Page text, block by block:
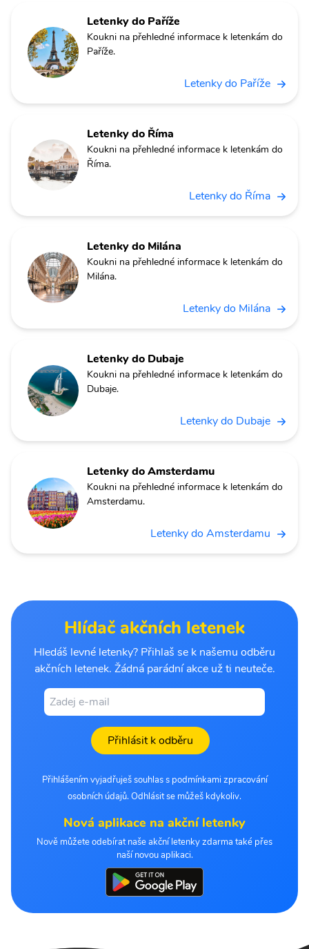
Letenky do Paříže
Koukni na přehledné informace k letenkám do
Paříže.
Letenky do Paříže
Letenky do Říma
Koukni na přehledné informace k letenkám do
Říma.
Letenky do Říma
Letenky do Milána
Koukni na přehledné informace k letenkám do
Milána.
Letenky do Milána
Letenky do Dubaje
Koukni na přehledné informace k letenkám do
Dubaje.
Letenky do Dubaje
Letenky do Amsterdamu
Koukni na přehledné informace k letenkám do
Amsterdamu.
Letenky do Amsterdamu
Hlídač akčních letenek
Hledáš levné letenky? Přihlaš se k našemu odběru
akčních letenek. Žádná parádní akce už ti neuteče.
Přihlásit k odběru
Přihlášením vyjadřuješ souhlas s podmínkami zpracování
osobních údajů. Odhlásit se můžeš kdykoliv.
Nová aplikace na akční letenky
Nově můžete odebírat naše akční letenky zdarma také přes
naší novou aplikaci.